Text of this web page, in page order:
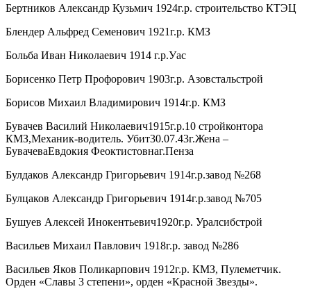
Бертников Александр Кузьмич 1924г.р. строительство КТЭЦ
Блендер Альфред Семенович 1921г.р. КМЗ
Больба Иван Николаевич 1914 г.р.Уас
Борисенко Петр Профорович 1903г.р. Азовстальстрой
Борисов Михаил Владимирович 1914г.р. КМЗ
Бувачев Василий Николаевич1915г.р.10 стройконтора
КМЗ,Механик-водитель. Убит30.07.43г.Жена –
БувачеваЕвдокия Феоктистовнаг.Пенза
Булдаков Александр Григорьевич 1914г.р.завод №268
Булцаков Александр Григорьевич 1914г.р.завод №705
Бушуев Алексей Инокентьевич1920г.р. Уралсибстрой
Васильев Михаил Павлович 1918г.р. завод №286
Васильев Яков Поликарпович 1912г.р. КМЗ, Пулеметчик.
Орден «Славы 3 степени», орден «Красной Звезды».